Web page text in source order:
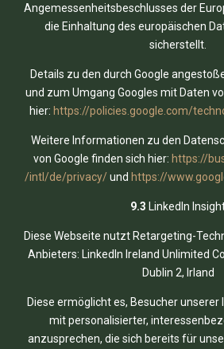
Angemessenheitsbeschlusses der
die Einhaltung des europäischen
sicherstellt.
Details zu den durch Google
und zum Umgang Googles mit Daten
hier: https://policies.google.com/
Weitere Informationen zu den
von Google finden sich hier: https://
/intl /de/privacy/und https://
9.3 LinkedIn
Diese Webseite nutzt Retargeting-
Anbieters: LinkedIn Ireland Unlimited
Dublin 2, Irland
Diese ermöglicht es, Besucher
mit personalisierter,
anzusprechen, die sich bereits für